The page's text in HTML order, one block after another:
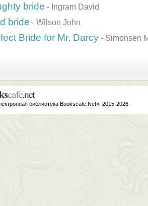
bride - Ingram David
bride - Wilson John
Bride for Mr. Darcy - Simonsen
библиотека Bookscafe.Net», 2015-2026